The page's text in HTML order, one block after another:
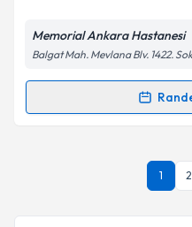
Kişisel verilerimin
Metni'ni okudum
Takvim
Memorial Ankara Hastanesi
Balgat Mah. Mevlana Blv. 1422.
Randevu Takvimi
Doç. Dr. Halil
talebi oluşturun. Size
bilgilendireceğiz.
1 2